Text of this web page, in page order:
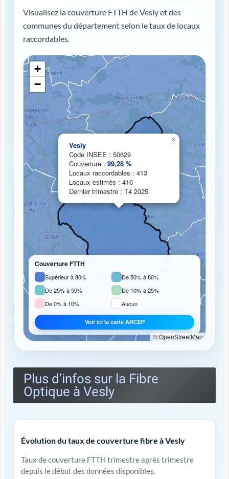
Visualisez la couverture FTTH de Vesly et des
communes du département selon le taux de locaux
raccordables.
Chargement de la carte de couverture fibre...
Vesly
Code INSEE : 50629
Couverture : 99,28 %
Locaux raccordables : 413
Locaux estimés : 416
Dernier trimestre : T4 2025
×
+
−
Couverture FTTH
Supérieur à 80%
De 50% à 80%
De 25% à 50%
De 10% à 25%
De 0% à 10%
Aucun
Voir ici la carte ARCEP
© OpenStreetMap
Plus d'infos sur la Fibre
Optique à Vesly
Évolution du taux de couverture fibre à Vesly
Taux de couverture FTTH trimestre après trimestre
depuis le début des données disponibles.